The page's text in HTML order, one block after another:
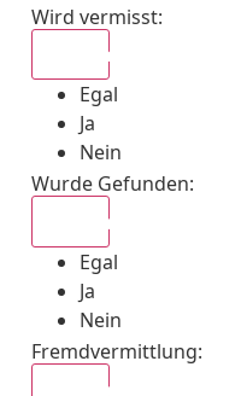
Wird vermisst:
Egal
Ja
Nein
Wurde Gefunden:
Egal
Ja
Nein
Fremdvermittlung: